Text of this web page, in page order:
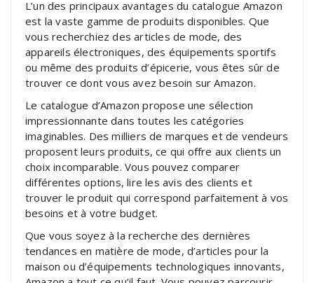
L’un des principaux avantages du catalogue Amazon
est la vaste gamme de produits disponibles. Que
vous recherchiez des articles de mode, des
appareils électroniques, des équipements sportifs
ou même des produits d’épicerie, vous êtes sûr de
trouver ce dont vous avez besoin sur Amazon.
Le catalogue d’Amazon propose une sélection
impressionnante dans toutes les catégories
imaginables. Des milliers de marques et de vendeurs
proposent leurs produits, ce qui offre aux clients un
choix incomparable. Vous pouvez comparer
différentes options, lire les avis des clients et
trouver le produit qui correspond parfaitement à vos
besoins et à votre budget.
Que vous soyez à la recherche des dernières
tendances en matière de mode, d’articles pour la
maison ou d’équipements technologiques innovants,